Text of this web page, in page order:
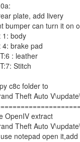
plate, add livery
bumper can turn it on
1: body
4: brake pad
: leather
Stitch
c8c folder to
Theft Auto
OpenIV extract
Theft Auto
notepad open it,add